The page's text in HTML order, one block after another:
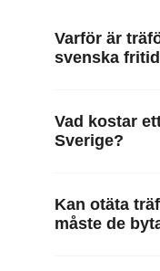
Varför är
svenska
Vad kostar
Sverige?
Kan otäta
måste de